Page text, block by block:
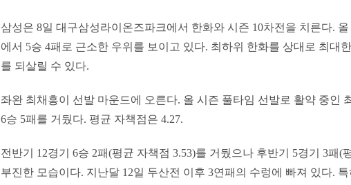
삼성은 8일 대구삼성라이온즈파크에서 한화와 시즌 10차전을 치른다.
에서 5승 4패로 근소한 우위를 보이고 있다. 최하위 한화를 상대로 최대
를 되살릴 수 있다.
좌완 최채흥이 선발 마운드에 오른다. 올 시즌 풀타임 선발로 활약 중인
6승 5패를 거뒀다. 평균 자책점은 4.27.
전반기 12경기 6승 2패(평균 자책점 3.53)를 거뒀으나 후반기 5경기 3패(
부진한 모습이다. 지난달 12일 두산전 이후 3연패의 수렁에 빠져 있다.